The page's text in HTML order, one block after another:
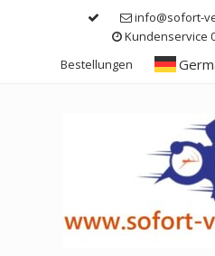
info@sofort-
Kundenservice
Bestellungen